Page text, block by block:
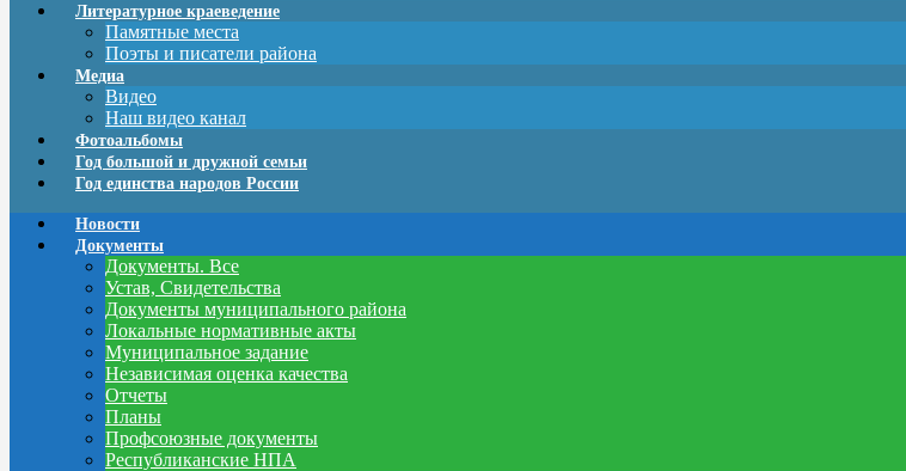
Литературное краеведение
Памятные места
Поэты и писатели района
Медиа
Видео
Наш видео канал
Фотоальбомы
Год большой и дружной семьи
Год единства народов России
Новости
Документы
Документы. Все
Устав, Свидетельства
Документы муниципального района
Локальные нормативные акты
Муниципальное задание
Независимая оценка качества
Отчеты
Планы
Профсоюзные документы
Республиканские НПА